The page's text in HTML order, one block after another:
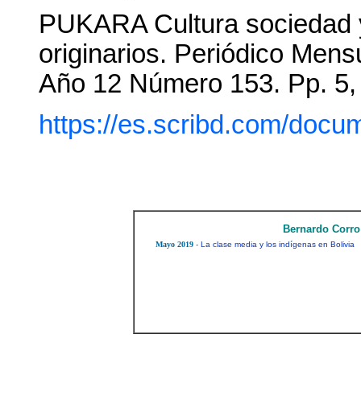
PUKARA Cultura
originarios. Periódico
Año 12 Número 153. Pp.
https://es.scribd.com/